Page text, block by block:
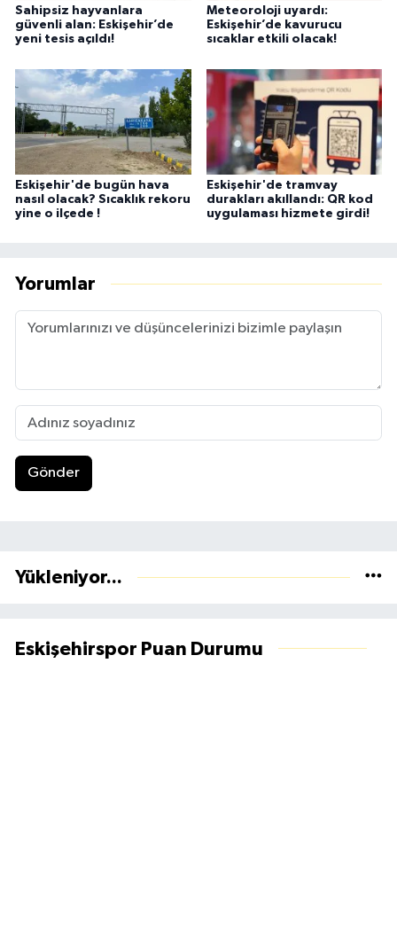
Sahipsiz hayvanlara
güvenli alan: Eskişehir’de
yeni tesis açıldı!
Meteoroloji uyardı:
Eskişehir’de kavurucu
sıcaklar etkili olacak!
Eskişehir'de bugün hava
nasıl olacak? Sıcaklık rekoru
yine o ilçede !
Eskişehir'de tramvay
durakları akıllandı: QR kod
uygulaması hizmete girdi!
Yorumlar
Gönder
Yükleniyor...
Eskişehirspor Puan Durumu